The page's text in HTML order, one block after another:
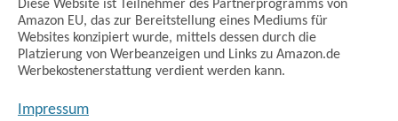
Diese Website ist Teilnehmer des Partnerprogramms von
Amazon EU, das zur Bereitstellung eines Mediums für
Websites konzipiert wurde, mittels dessen durch die
Platzierung von Werbeanzeigen und Links zu Amazon.de
Werbekostenerstattung verdient werden kann.
Impressum